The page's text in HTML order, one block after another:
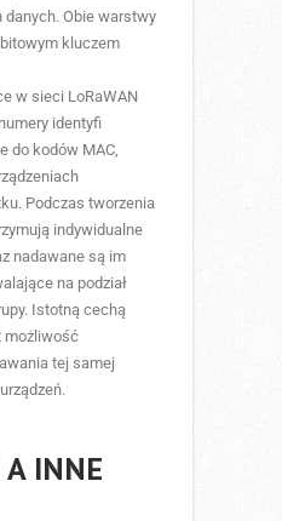
danych. Obie warstwy
kluczem
w sieci LoRaWAN
identyfi
do kodów MAC,
Podczas tworzenia
indywidualne
nadawane są im
na podział
Istotną cechą
możliwość
tej samej
INNE